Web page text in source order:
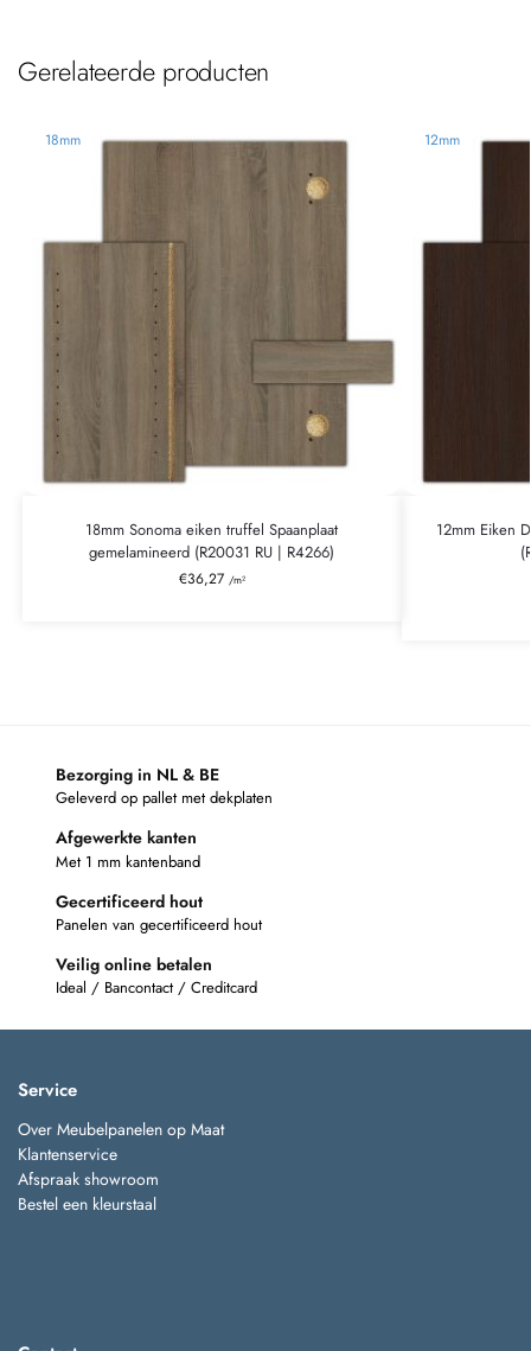
Gerelateerde producten
18mm
18mm Sonoma eiken truffel Spaanplaat
gemelamineerd (R20031 RU | R4266)
€36,27 /m²
12mm
12mm Eiken
Bezorging in NL & BE
Geleverd op pallet met dekplaten
Afgewerkte kanten
Met 1 mm kantenband
Gecertificeerd hout
Panelen van gecertificeerd hout
Veilig online betalen
Ideal / Bancontact / Creditcard
Service
Over Meubelpanelen op Maat
Klantenservice
Afspraak showroom
Bestel een kleurstaal